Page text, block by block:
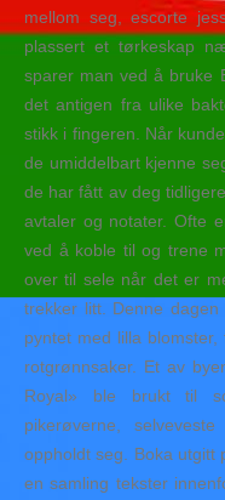
mellom seg, escorte
plassert et tørkeskap
sparer man ved å bruke
det antigen fra ulike
stikk i fingeren. Når
de umiddelbart kjenne
de har fått av deg
avtaler og notater. Ofte
ved å koble til og trene
over til sele når det er
trekker litt. Denne
pyntet med lilla
rotgrønnsaker. Et av
Royal» ble brukt til
pikerøverne,
oppholdt seg. Boka utgitt
en samling tekster